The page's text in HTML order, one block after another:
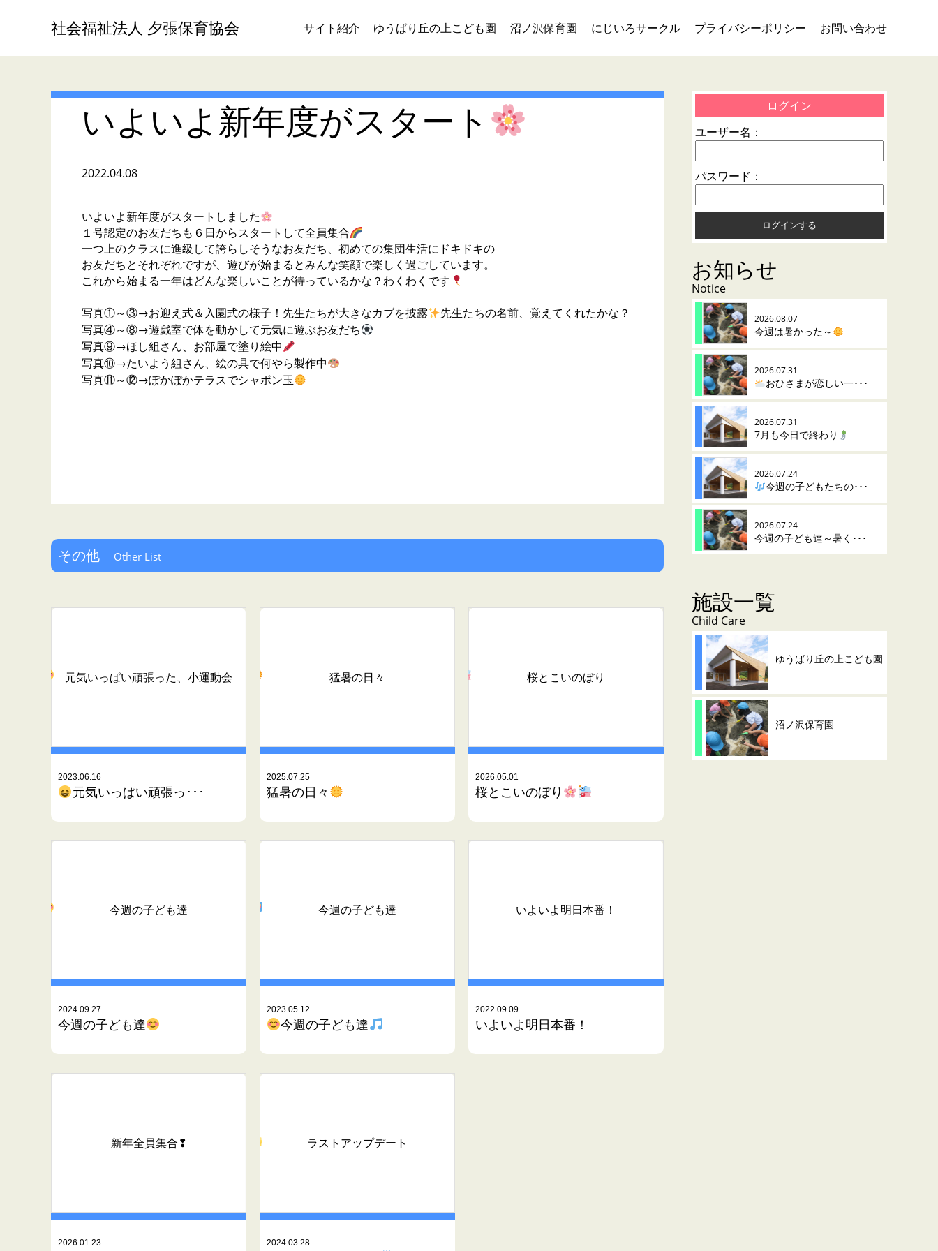
社会福祉法人 夕張保育協会 サイト紹介 ゆうばり丘の上こども園 沼ノ沢保育園 にじいろサークル プライバシーポリシー お問い合わせ
いよいよ新年度がスタート
2022.04.08
いよいよ新年度がスタートしました
１号認定のお友だちも６日からスタートして全員集合
一つ上のクラスに進級して誇らしそうなお友だち、初めての集団生活にドキドキの
お友だちとそれぞれですが、遊びが始まるとみんな笑顔で楽しく過ごしています。
これから始まる一年はどんな楽しいことが待っているかな？わくわくです
写真①～③→お迎え式＆入園式の様子！先生たちが大きなカブを披露
先生たちの名前、覚えてくれたかな？
写真④～⑧→遊戯室で体を動かして元気に遊ぶお友だち
写真⑨→ほし組さん、お部屋で塗り絵中
写真⑩→たいよう組さん、絵の具で何やら製作中
写真⑪～⑫→ぽかぽかテラスでシャボン玉
その他 Other List
元気いっぱい頑張った、小運動会
2023.06.16
元気いっぱい頑張っ･･･
猛暑の日々
2025.07.25
猛暑の日々
桜とこいのぼり
2026.05.01
桜とこいのぼり
今週の子ども達
2024.09.27
今週の子ども達
今週の子ども達
2023.05.12
今週の子ども達
いよいよ明日本番！
2022.09.09
いよいよ明日本番！
新年全員集合❢
2026.01.23
ラストアップデート
2024.03.28
ログイン
ユーザー名：
パスワード：
お知らせ
Notice
2026.08.07
今週は暑かった～
2026.07.31
おひさまが恋しい一･･･
2026.07.31
7月も今日で終わり
2026.07.24
今週の子どもたちの･･･
2026.07.24
今週の子ども達～暑く･･･
施設一覧
Child Care
ゆうばり丘の上こども園
沼ノ沢保育園